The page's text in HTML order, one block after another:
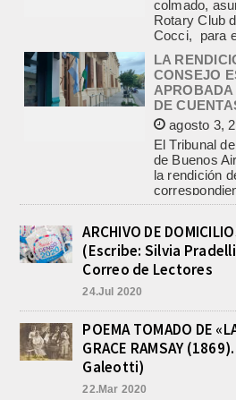
LA
CONSEJO
APROBADA
DE
agosto 3,
El Tribunal
de Buenos
la rendición
PRE-
BASQUET
ATHLETIC
agosto 6,
Por el torneo
el equipo de
se...
INFORME
LOBOS,
ARCHIVO DE
(Escribe: Silvia
Correo de Lectores
24.Jul 2020
POEMA TOMADO DE
GRACE RAMSAY
Galeotti)
22.Mar 2020